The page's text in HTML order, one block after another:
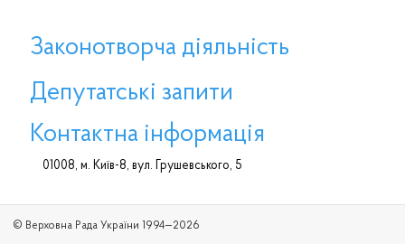
Законотворча діяльність
Депутатські запити
Контактна інформація
01008, м. Київ-8, вул. Грушевського, 5
© Верховна Рада України 1994—2026